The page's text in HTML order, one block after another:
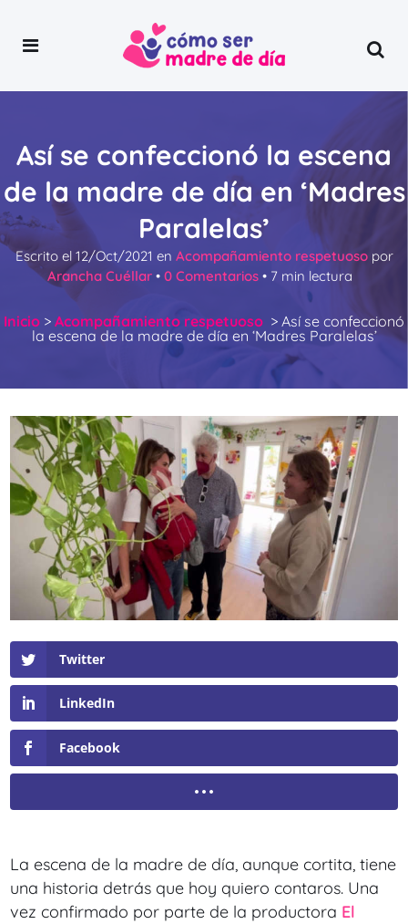
Así se confeccionó la escena
de la madre de día en ‘Madres
Paralelas’
Escrito el 12/Oct/2021 en Acompañamiento respetuoso por
Arancha Cuéllar • 0 Comentarios• 7 min lectura
Inicio > Acompañamiento respetuoso > Así se confeccionó
la escena de la madre de día en ‘Madres Paralelas’
Twitter
LinkedIn
Facebook
La escena de la madre de día, aunque cortita, tiene
una historia detrás que hoy quiero contaros. Una
vez confirmado por parte de la productora El